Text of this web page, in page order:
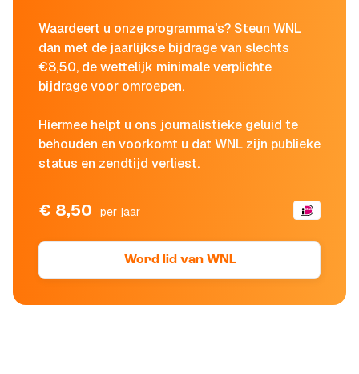
Waardeert u onze programma's? Steun WNL
dan met de jaarlijkse bijdrage van slechts
€8,50, de wettelijk minimale verplichte
bijdrage voor omroepen.
Hiermee helpt u ons journalistieke geluid te
behouden en voorkomt u dat WNL zijn publieke
status en zendtijd verliest.
€ 8,50 per jaar
Word lid van WNL